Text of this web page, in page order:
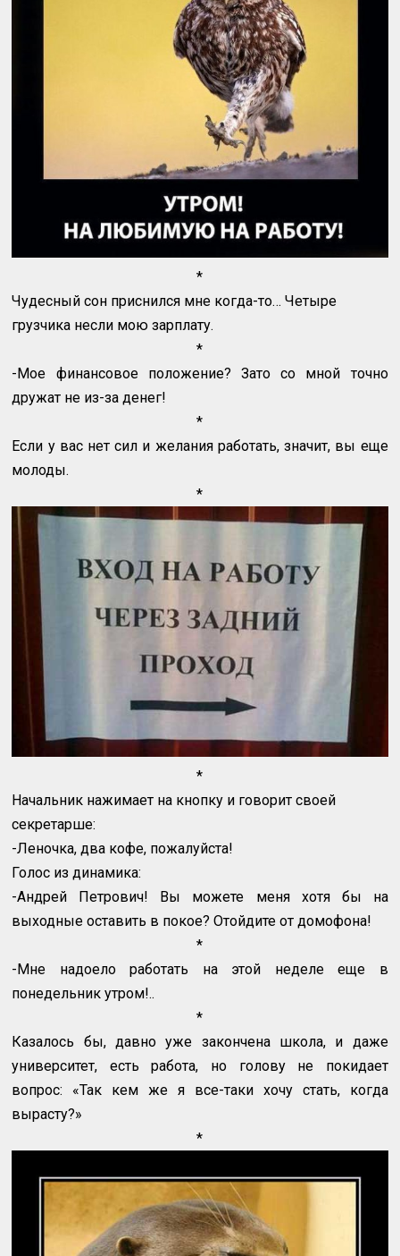
*
Чудесный сон приснился мне когда-то… Четыре
грузчика несли мою зарплату.
*
-Мое финансовое положение? Зато со мной точно
дружат не из-за денег!
*
Если у вас нет сил и желания работать, значит, вы еще
молоды.
*
*
Начальник нажимает на кнопку и говорит своей
секретарше:
-Леночка, два кофе, пожалуйста!
Голос из динамика:
-Андрей Петрович! Вы можете меня хотя бы на
выходные оставить в покое? Отойдите от домофона!
*
-Мне надоело работать на этой неделе еще в
понедельник утром!..
*
Казалось бы, давно уже закончена школа, и даже
университет, есть работа, но голову не покидает
вопрос: «Так кем же я все-таки хочу стать, когда
вырасту?»
*